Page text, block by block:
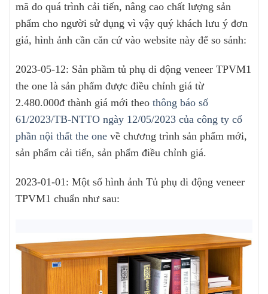
mã do quá trình cải tiến, nâng cao chất lượng sản
phẩm cho người sử dụng vì vậy quý khách lưu ý đơn
giá, hình ảnh cần căn cứ vào website này để so sánh:
2023-05-12: Sản phầm tủ phụ di động veneer TPVM1
the one là sản phẩm được điều chỉnh giá từ
2.480.000đ thành giá mới theo thông báo số
61/2023/TB-NTTO ngày 12/05/2023 của công ty cổ
phần nội thất the one về chương trình sản phẩm mới,
sản phẩm cải tiến, sản phẩm điều chỉnh giá.
2023-01-01: Một số hình ảnh Tủ phụ di động veneer
TPVM1 chuẩn như sau: